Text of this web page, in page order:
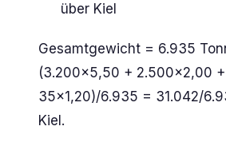
über Kiel
Gesamtgewicht = 6.935
(3.200×5,50 + 2.500×2,00
35×1,20)/6.935 = 31.042/
Kiel.